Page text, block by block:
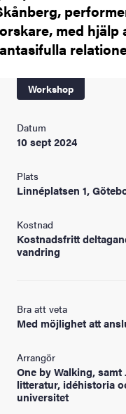
med hjälp
Workshop
Datum
10 sept 2024
Plats
Linnéplatsen 1,
Kostnad
Kostnadsfritt
vandring
Bra att veta
Med möjlighet att
Arrangör
One by Walking,
litteratur, idéhistoria
universitet